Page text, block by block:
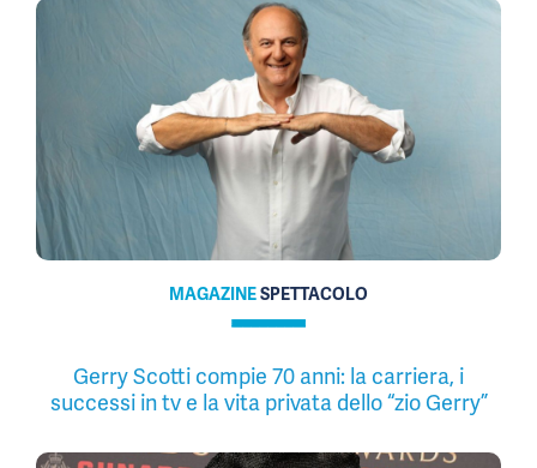
MAGAZINESPETTACOLO
Gerry Scotti compie 70 anni: la carriera, i
successi in tv e la vita privata dello “zio Gerry”